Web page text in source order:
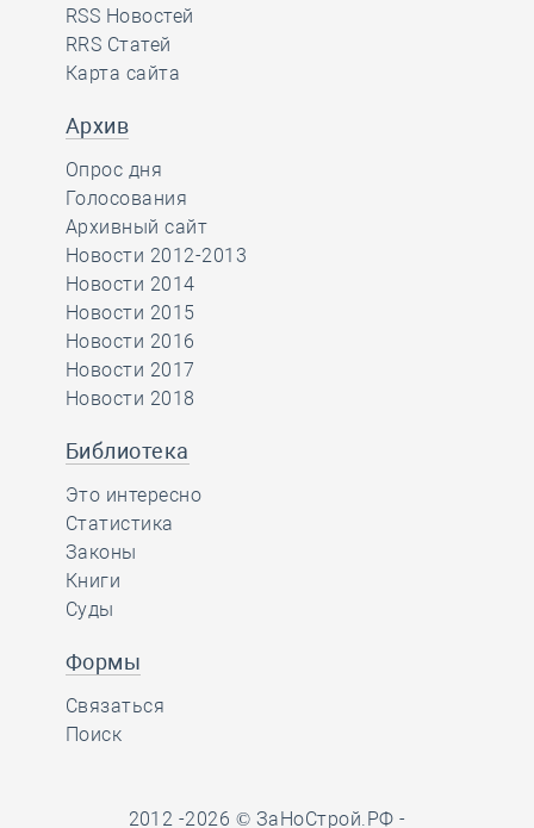
RSS Новостей
RRS Статей
Карта сайта
Архив
Опрос дня
Голосования
Архивный сайт
Новости 2012-2013
Новости 2014
Новости 2015
Новости 2016
Новости 2017
Новости 2018
Библиотека
Это интересно
Статистика
Законы
Книги
Суды
Формы
Связаться
Поиск
2012 -2026 © ЗаНоСтрой.РФ -